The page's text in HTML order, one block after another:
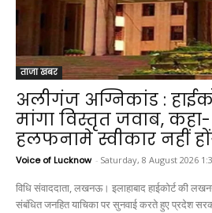
ताजा खबर
अलीगंज अग्निकांड :
मांगा विस्तृत जवाब,
हलफनामे स्वीकार नहीं
Voice of Lucknow - Saturday, 8 August 2026
विधि संवाददाता, लखनऊ। इलाहाबाद हाईकोर्ट की
संबंधित जनहित याचिका पर सुनवाई करते हुए प्रदेश